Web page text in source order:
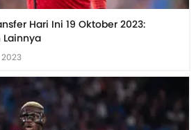
Hari Ini 19 Oktober 2023:
Lainnya
2023